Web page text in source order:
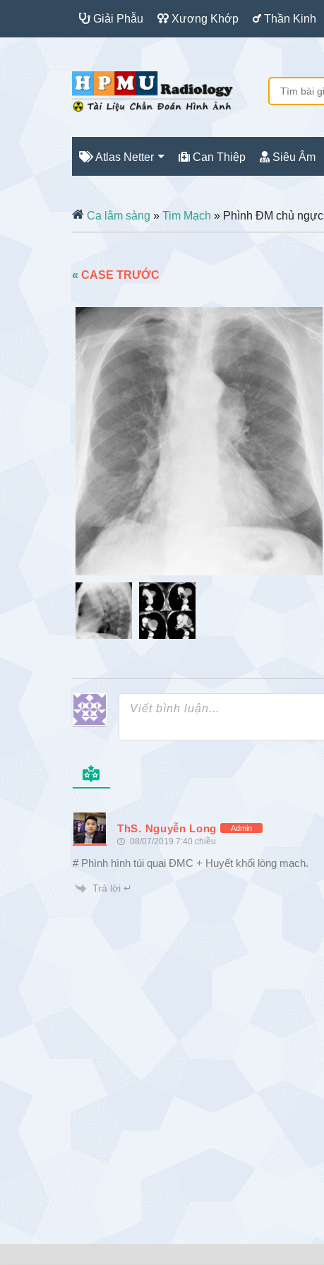
Giải Phẫu Xương Khớp Thần Kinh
Atlas Netter Can Thiệp Siêu Âm
Ca lâm sàng » Tim Mạch » Phình ĐM chủ ngực
« CASE TRƯỚC
ThS. Nguyễn Long Admin
08/07/2019 7:40 chiều
# Phình hình túi quai ĐMC + Huyết khối lòng mạch.
Trả lời ↵